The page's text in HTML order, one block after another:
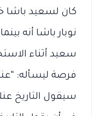
كان لسعيد باشا
نوبار باشا أنه
سعيد أثناء
فرصة ليسأله:
سيقول التاريخ